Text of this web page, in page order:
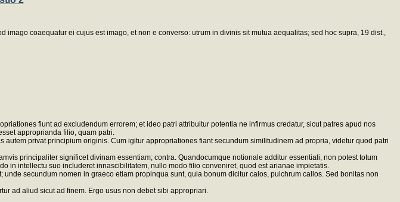
coaequatur ei cujus est imago, et non e converso: utrum in divinis sit mutua aequalitas; sed hoc supra, 19 dist.,
fiunt ad excludendum errorem; et ideo patri attribuitur potentia ne infirmus credatur, sicut patres apud nos
approprianda filio, quam patri.
privat principium originis. Cum igitur appropriationes fiant secundum similitudinem ad propria, videtur quod patri
principaliter significet divinam essentiam; contra. Quandocumque notionale additur essentiali, non potest totum
in intellectu suo includeret innascibilitatem, nullo modo filio conveniret, quod est arianae impietatis.
secundum nomen in graeco etiam propinqua sunt, quia bonum dicitur calos, pulchrum callos. Sed bonitas non
ad aliud sicut ad finem. Ergo usus non debet sibi appropriari.